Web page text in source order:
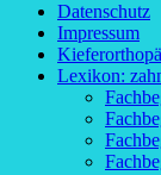
Datenschutz
Impressum
Lexikon: